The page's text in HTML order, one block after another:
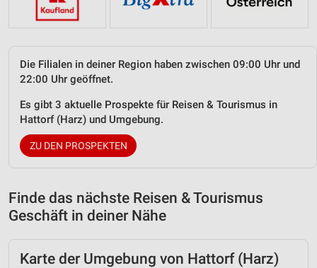
Die Filialen in deiner Region haben zwischen 09:00 Uhr und
22:00 Uhr geöffnet.
Es gibt 3 aktuelle Prospekte für Reisen & Tourismus in
Hattorf (Harz) und Umgebung.
ZU DEN PROSPEKTEN
Finde das nächste Reisen & Tourismus
Geschäft in deiner Nähe
Karte der Umgebung von Hattorf (Harz)